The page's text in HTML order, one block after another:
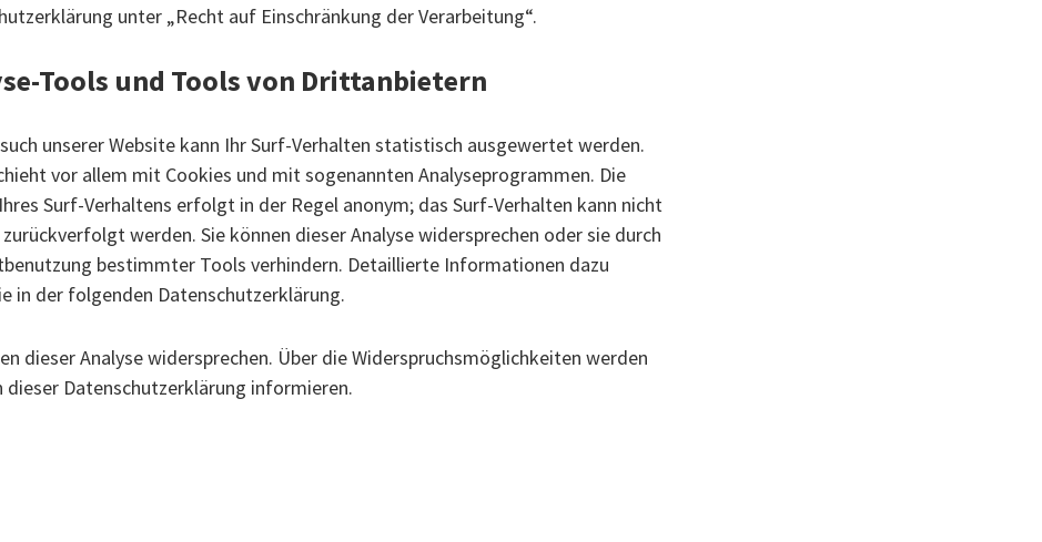
unter „Recht auf Einschränkung der Verarbeitung“.
Tools und Tools von Drittanbietern
unserer Website kann Ihr Surf-Verhalten statistisch ausgewertet werden.
vor allem mit Cookies und mit sogenannten Analyseprogrammen. Die
Surf-Verhaltens erfolgt in der Regel anonym; das Surf-Verhalten kann nicht
zurückverfolgt werden. Sie können dieser Analyse widersprechen oder sie durch
bestimmter Tools verhindern. Detaillierte Informationen dazu
in der folgenden Datenschutzerklärung.
dieser Analyse widersprechen. Über die Widerspruchsmöglichkeiten werden
dieser Datenschutzerklärung informieren.